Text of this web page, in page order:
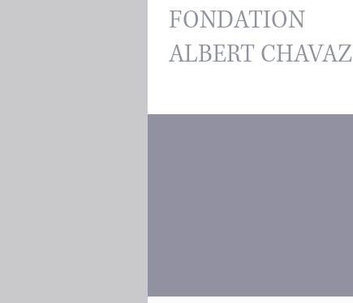
FONDATION
ALBERT CHAVAZ